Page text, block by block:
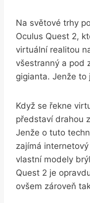
Na světové trhy
Oculus Quest 2,
virtuální realitou
všestranný a pod
gigianta. Jenže to
Když se řekne
představí drahou
Jenže o tuto
zajímá
vlastní modely
Quest 2 je
ovšem zároveň